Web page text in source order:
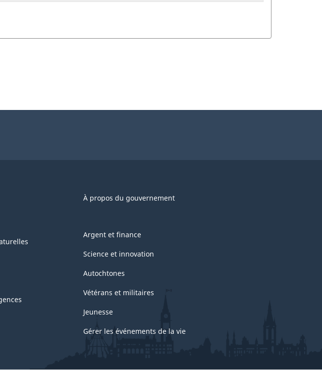
À propos du gouvernement
Argent et finance
Science et innovation
Autochtones
Vétérans et militaires
Jeunesse
Gérer les événements de la vie